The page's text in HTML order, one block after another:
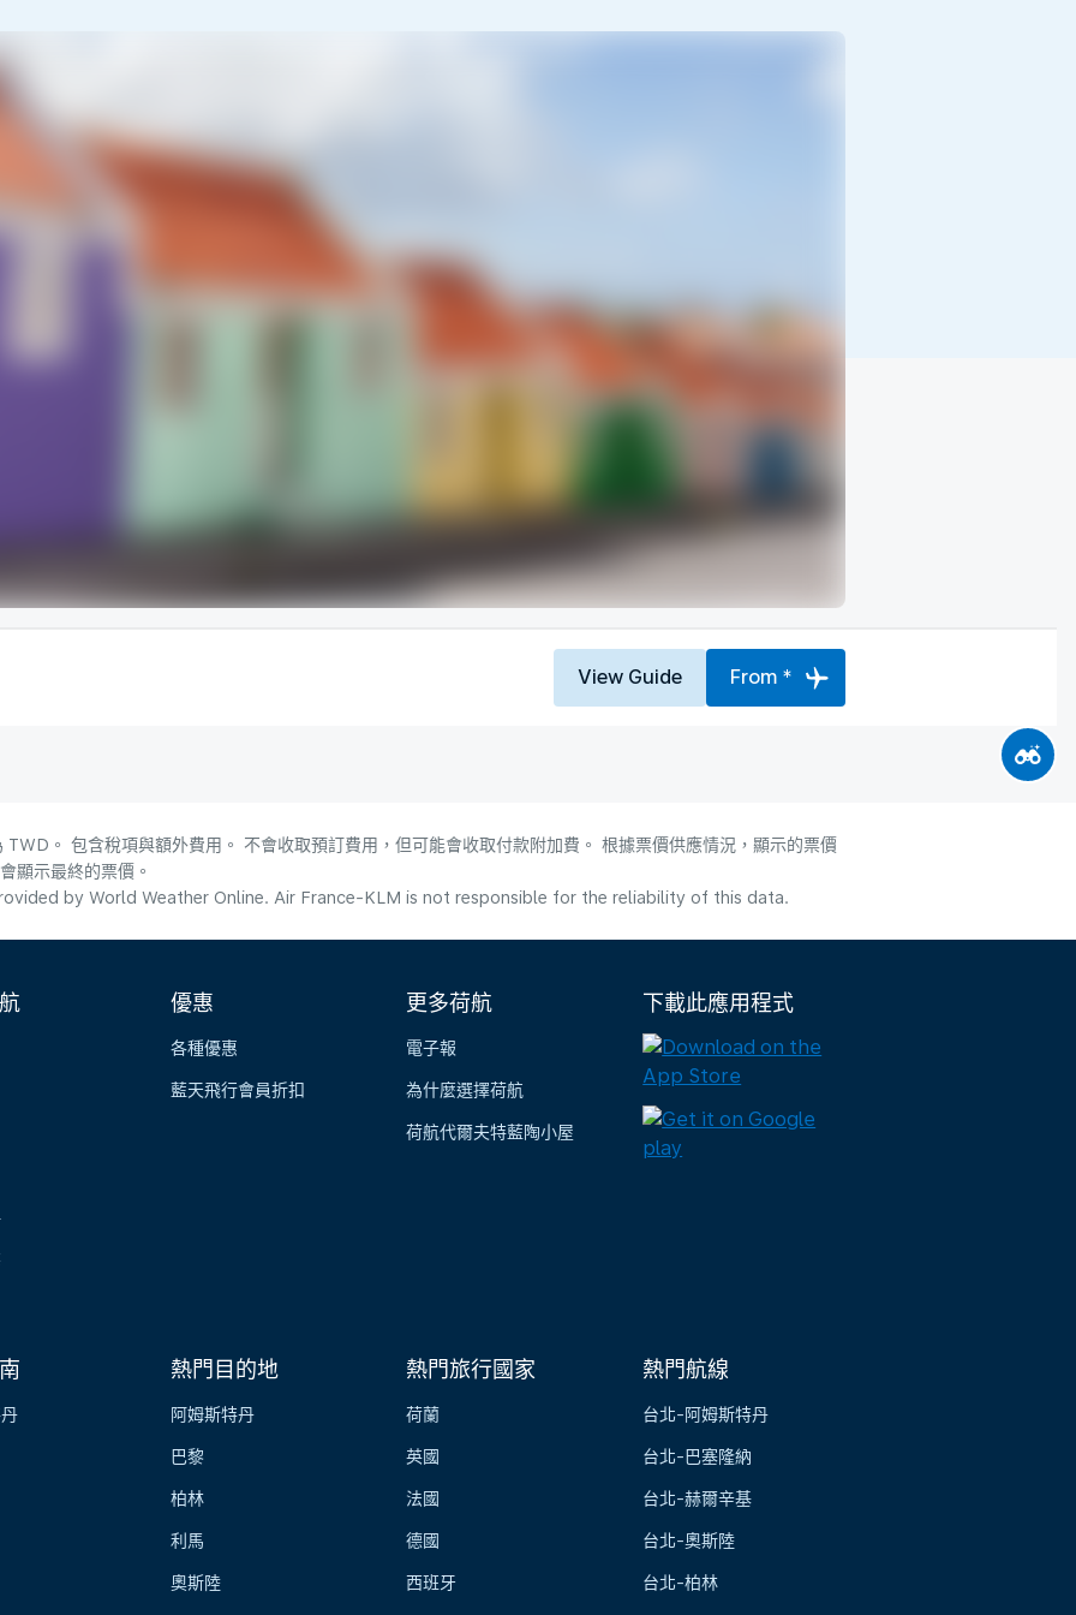
View Guide From *
。 包含稅項與額外費用。 不會收取預訂費用，但可能會收取付款附加費。 根據票價供應情況，顯示的票價
顯示最終的票價。
by World Weather Online. Air France-KLM is not responsible for the reliability of this data.
優惠
各種優惠
藍天飛行會員折扣
更多荷航
電子報
為什麼選擇荷航
荷航代爾夫特藍陶小屋
下載此應用程式
熱門目的地
阿姆斯特丹
巴黎
柏林
利馬
奧斯陸
熱門旅行國家
荷蘭
英國
法國
德國
西班牙
熱門航線
台北-阿姆斯特丹
台北-巴塞隆納
台北-赫爾辛基
台北-奧斯陸
台北-柏林